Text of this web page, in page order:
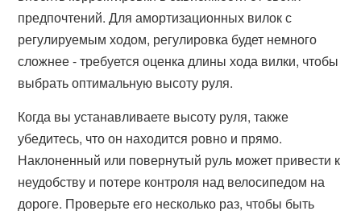
предпочтений. Для амортизационных вилок с
регулируемым ходом, регулировка будет немного
сложнее - требуется оценка длины хода вилки, чтобы
выбрать оптимальную высоту руля.
Когда вы устанавливаете высоту руля, также
убедитесь, что он находится ровно и прямо.
Наклоненный или повернутый руль может привести к
неудобству и потере контроля над велосипедом на
дороге. Проверьте его несколько раз, чтобы быть